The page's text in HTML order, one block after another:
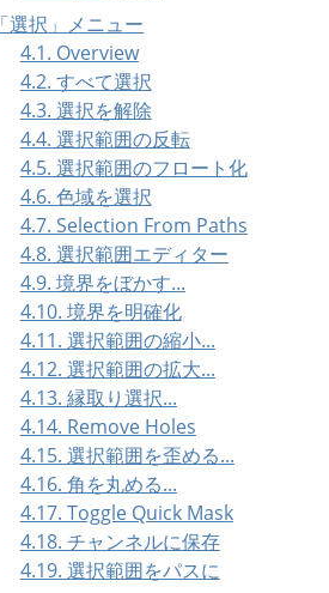
「選択 」 メニュー
4.1. Overview
4.2. すべて選択
4.3. 選択を解除
4.4. 選択範囲の反転
4.5. 選択範囲のフロート化
4.6. 色域を選択
4.7. Selection From Paths
4.8. 選択範囲エディター
4.9. 境界をぼかす...
4.10. 境界を明確化
4.11. 選択範囲の縮小...
4.12. 選択範囲の拡大...
4.13. 縁取り選択...
4.14. Remove Holes
4.15. 選択範囲を歪める...
4.16. 角を丸める...
4.17. Toggle Quick Mask
4.18. チャンネルに保存
4.19. 選択範囲をパスに